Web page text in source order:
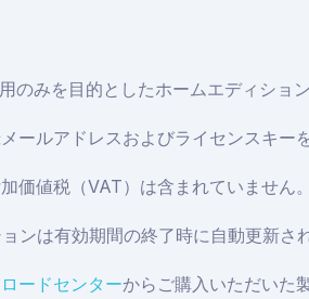
のみを目的としたホームエディション
ールアドレスおよびライセンスキー
価値税（VAT）は含まれていません
ンは有効期間の終了時に自動更新さ
ードセンターからご購入いただいた